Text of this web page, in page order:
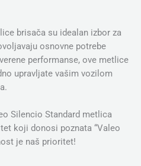
brisača su idealan izbor za
osnovne potrebe
performanse, ove metlice
upravljate vašim vozilom
Silencio Standard metlica
koji donosi poznata “Valeo
je naš prioritet!